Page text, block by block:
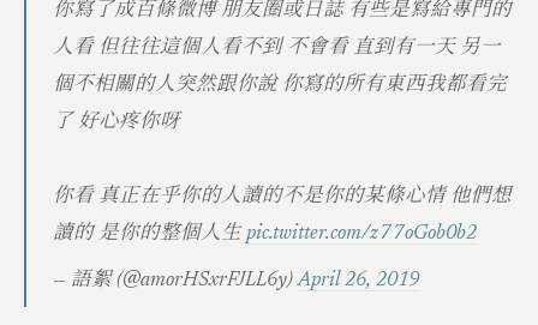
你寫了成百條微博 朋友圈或日誌 有些是寫給專門的
人看 但往往這個人看不到 不會看 直到有一天 另一
個不相關的人突然跟你說 你寫的所有東西我都看完
了 好心疼你呀
你看 真正在乎你的人讀的不是你的某條心情 他們想
讀的 是你的整個人生 pic.twitter.com/z77oGob0b2
— 語絮 (@amorHSxrFJLL6y)April 26, 2019